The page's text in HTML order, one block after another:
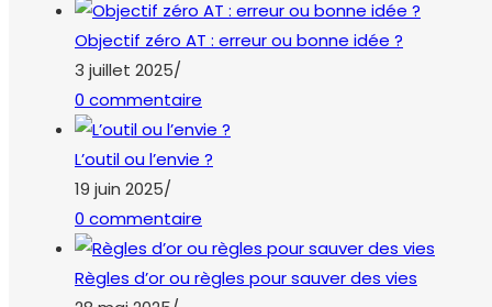
Objectif zéro AT : erreur ou bonne idée ?
3 juillet 2025/
0 commentaire
L’outil ou l’envie ?
19 juin 2025/
0 commentaire
Règles d’or ou règles pour sauver des vies